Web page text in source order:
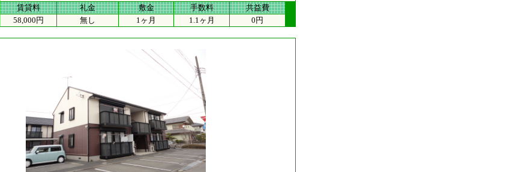
賃貸料 礼金 敷金 手数料
共益費
58,000円 無し 1ヶ月 1.1ヶ月 0円